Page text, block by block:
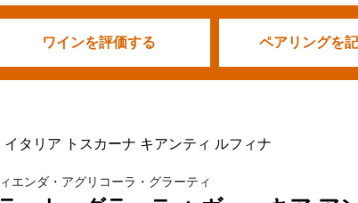
ワインを評価する ペアリングを
イタリア トスカーナ キアンティ ルフィナ
エンダ・アグリコーラ・グラーティ